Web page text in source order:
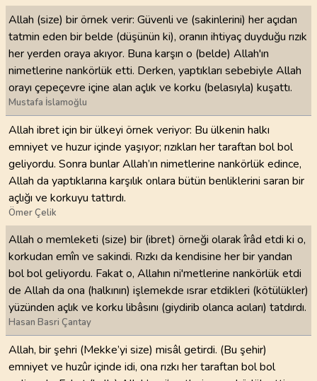
Allah (size) bir örnek verir: Güvenli ve (sakinlerini) her açıdan
tatmin eden bir belde (düşünün ki), oranın ihtiyaç duyduğu rızık
her yerden oraya akıyor. Buna karşın o (belde) Allah'ın
nimetlerine nankörlük etti. Derken, yaptıkları sebebiyle Allah
orayı çepeçevre içine alan açlık ve korku (belasıyla) kuşattı.
Mustafa İslamoğlu
Allah ibret için bir ülkeyi örnek veriyor: Bu ülkenin halkı
emniyet ve huzur içinde yaşıyor; rızıkları her taraftan bol bol
geliyordu. Sonra bunlar Allah’ın nimetlerine nankörlük edince,
Allah da yaptıklarına karşılık onlara bütün benliklerini saran bir
açlığı ve korkuyu tattırdı.
Ömer Çelik
Allah o memleketi (size) bir (ibret) örneği olarak îrâd etdi ki o,
korkudan emîn ve sakindi. Rızkı da kendisine her bir yandan
bol bol geliyordu. Fakat o, Allahın ni'metlerine nankörlük etdi
de Allah da ona (halkının) işlemekde ısrar etdikleri (kötülükler)
yüzünden açlık ve korku libâsını (giydirib olanca acıları) tatdırdı.
Hasan Basri Çantay
Allah, bir şehri (Mekke’yi size) misâl getirdi. (Bu şehir)
emniyet ve huzûr içinde idi, ona rızkı her taraftan bol bol